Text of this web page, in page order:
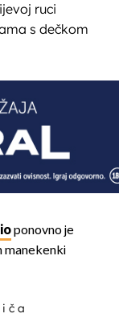
ruci
s dečkom
ponovno je
manekenki